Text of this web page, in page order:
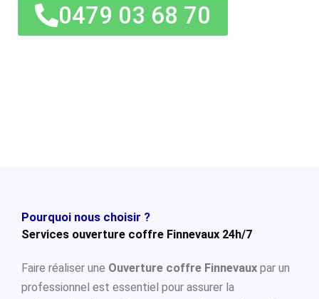
0479 03 68 70
Pourquoi nous choisir ?
Services ouverture coffre Finnevaux 24h/7
Faire réaliser une Ouverture coffre Finnevaux par un
professionnel est essentiel pour assurer la